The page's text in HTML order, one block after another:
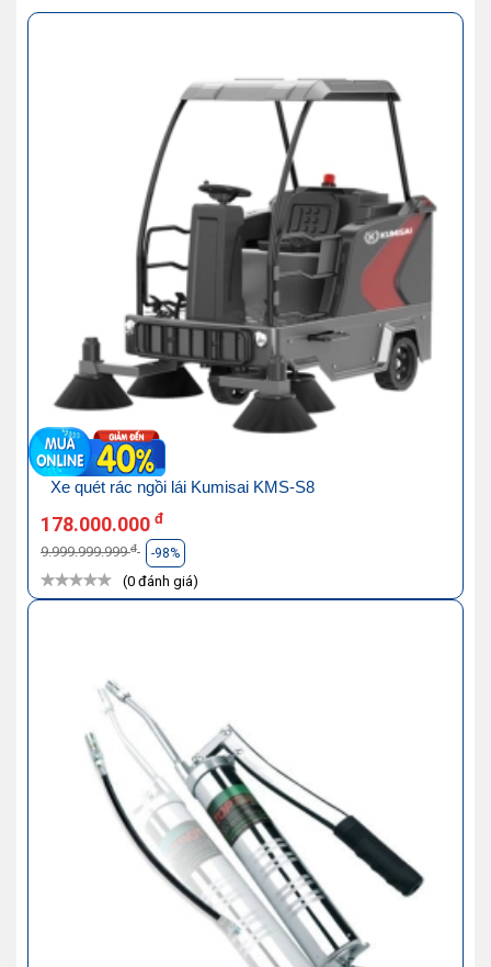
Xe quét rác ngồi lái Kumisai KMS-S8
178.000.000 đ
9.999.999.999đ -98%
(0 đánh giá)